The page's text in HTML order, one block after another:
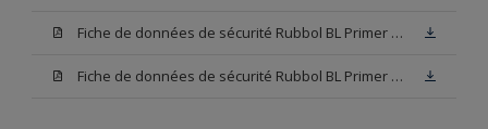
Fiche de données de sécurité Rubbol BL Primer Base W05
Fiche de données de sécurité Rubbol BL Primer Blanc